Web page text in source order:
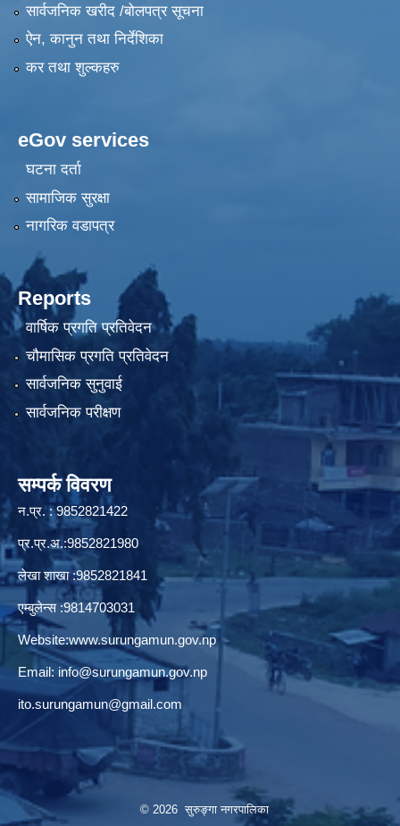
सार्वजनिक खरीद /बोलपत्र सूचना
ऐन, कानुन तथा निर्देशिका
कर तथा शुल्कहरु
eGov services
घटना दर्ता
सामाजिक सुरक्षा
नागरिक वडापत्र
Reports
वार्षिक प्रगति प्रतिवेदन
चौमासिक प्रगति प्रतिवेदन
सार्वजनिक सुनुवाई
सार्वजनिक परीक्षण
सम्पर्क विवरण
न.प्र. : 9852821422
प्र.प्र.अ.:9852821980
लेखा शाखा :9852821841
एम्बुलेन्स :9814703031
Website:www.surungamun.gov.np
Email: info@surungamun.gov.np
ito.surungamun@gmail.com
© 2026 सुरुङ्‍गा नगरपालिका